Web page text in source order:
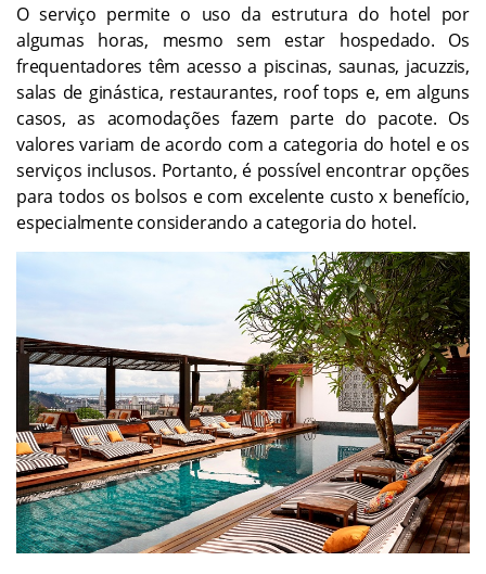
O serviço permite o uso da estrutura do hotel por
algumas horas, mesmo sem estar hospedado. Os
frequentadores têm acesso a piscinas, saunas, jacuzzis,
salas de ginástica, restaurantes, roof tops e, em alguns
casos, as acomodações fazem parte do pacote. Os
valores variam de acordo com a categoria do hotel e os
serviços inclusos. Portanto, é possível encontrar opções
para todos os bolsos e com excelente custo x benefício,
especialmente considerando a categoria do hotel.